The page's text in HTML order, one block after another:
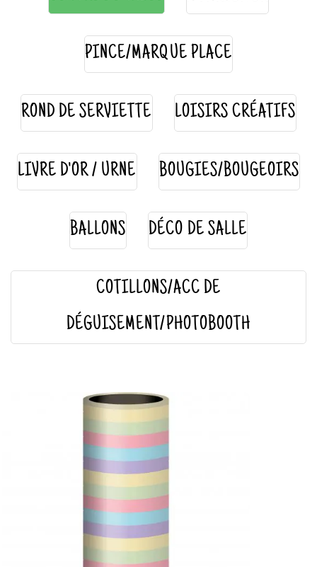
PINCE/MARQUE PLACE
ROND DE SERVIETTE LOISIRS CRÉATIFS
LIVRE D'OR / URNE BOUGIES/BOUGEOIRS
BALLONS DÉCO DE SALLE
COTILLONS/ACC DE
DÉGUISEMENT/PHOTOBOOTH